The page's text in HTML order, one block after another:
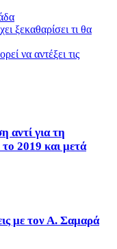
ξεκαθαρίσει τι θα
να αντέξει τις
αντί για τη
2019 και μετά
με τον Α. Σαμαρά